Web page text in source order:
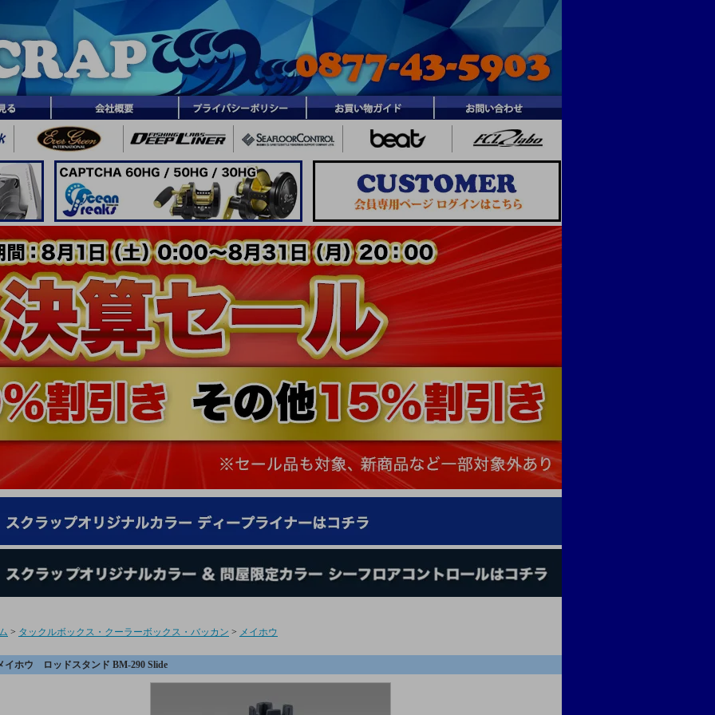
> タックルボックス・クーラーボックス・バッカン > メイホウ
イホウ ロッドスタンド BM-290 Slide